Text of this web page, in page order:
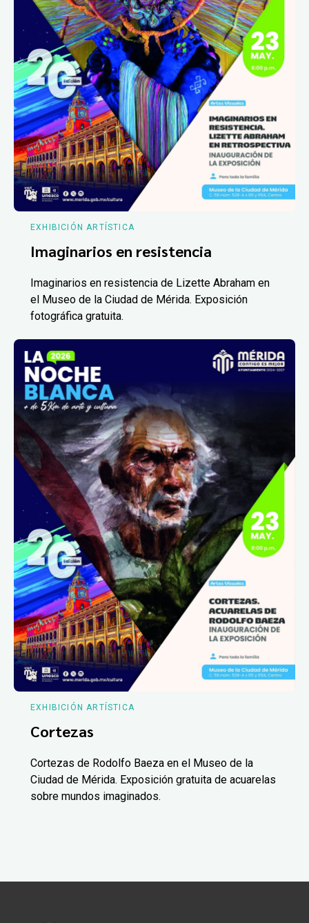
EXHIBICIÓN ARTÍSTICA
Imaginarios en resistencia
Imaginarios en resistencia de Lizette Abraham en
el Museo de la Ciudad de Mérida. Exposición
fotográfica gratuita.
EXHIBICIÓN ARTÍSTICA
Cortezas
Cortezas de Rodolfo Baeza en el Museo de la
Ciudad de Mérida. Exposición gratuita de acuarelas
sobre mundos imaginados.